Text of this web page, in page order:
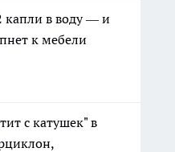
капли в воду — и
к мебели
с катушек" в